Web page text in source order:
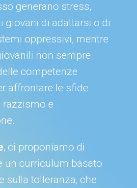
generano stress,
giovani di adattarsi o di
oppressivi, mentre
non sempre
competenze
affrontare le sfide
e
, ci proponiamo di
un curriculum basato
sulla tolleranza, che